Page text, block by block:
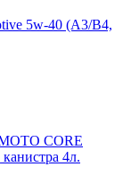
5w-40 (A3/B4,
CORE
4л.